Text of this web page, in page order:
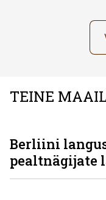
TEINE
Berliini
pealtnägijate